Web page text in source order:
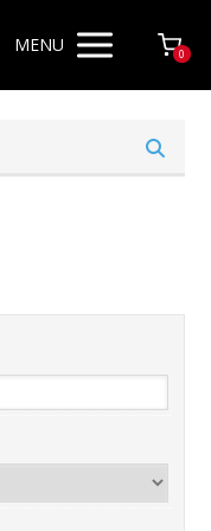
MENU 0